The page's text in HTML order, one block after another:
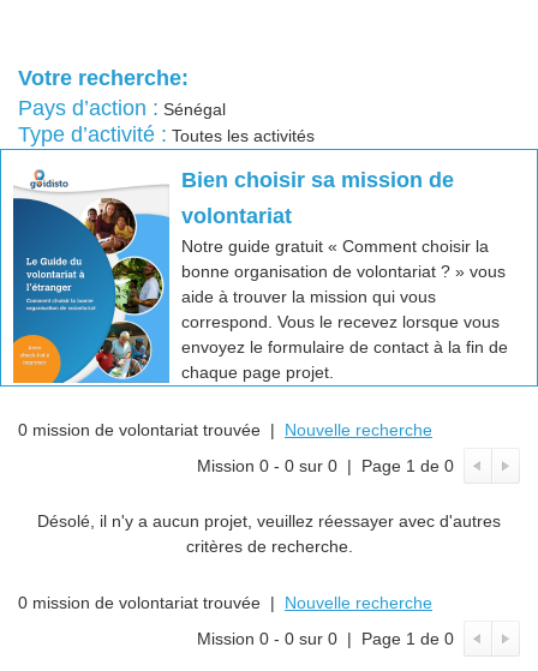
Votre recherche:
Pays d’action : Sénégal
Type d’activité : Toutes les activités
Bien choisir sa mission de
volontariat
Notre guide gratuit « Comment choisir la
bonne organisation de volontariat ? » vous
aide à trouver la mission qui vous
correspond. Vous le recevez lorsque vous
envoyez le formulaire de contact à la fin de
chaque page projet.
0 mission de volontariat trouvée | Nouvelle recherche
Mission 0 - 0 sur 0 | Page 1 de 0
Désolé, il n'y a aucun projet, veuillez réessayer avec d'autres
critères de recherche.
0 mission de volontariat trouvée | Nouvelle recherche
Mission 0 - 0 sur 0 | Page 1 de 0